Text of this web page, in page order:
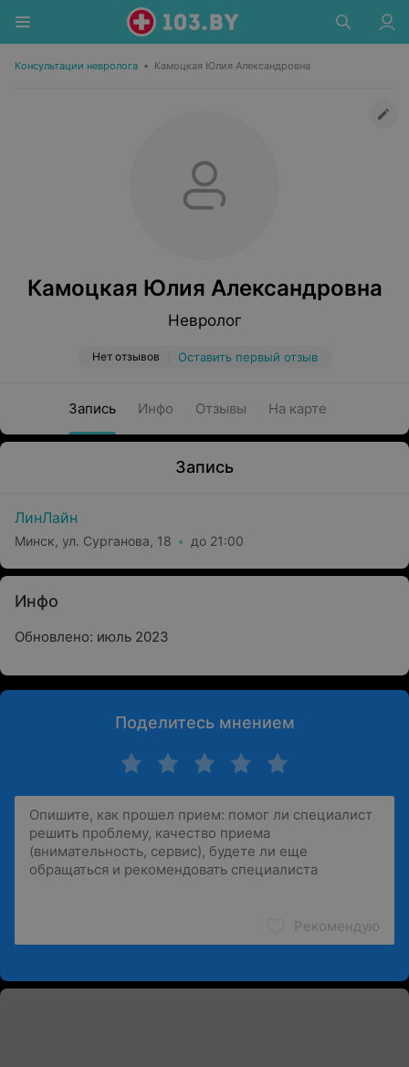
Консультации невролога • Камоцкая Юлия Александровна
Камоцкая Юлия Александровна
Невролог
Нет отзывов Оставить первый отзыв
Запись Инфо Отзывы На карте
Запись
ЛинЛайн
Минск, ул. Сурганова, 18 до 21:00
Инфо
Обновлено: июль 2023
Поделитесь мнением
Рекомендую